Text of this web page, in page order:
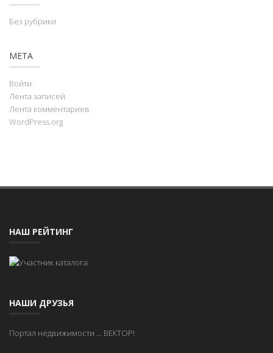
Без рубрики
МЕТА
Войти
Лента записей
Лента комментариев
WordPress.org
НАШ РЕЙТИНГ
НАШИ ДРУЗЬЯ
Портал недвижимости ... ВЕКТОР!